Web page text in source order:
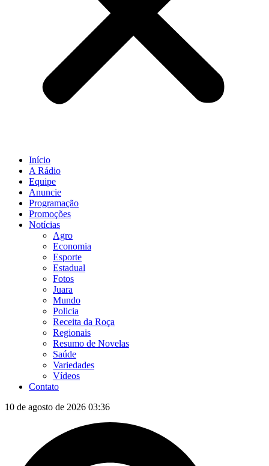
Início
A Rádio
Equipe
Anuncie
Programação
Promoções
Notícias
Agro
Economia
Esporte
Estadual
Fotos
Juara
Mundo
Policia
Receita da Roça
Regionais
Resumo de Novelas
Saúde
Variedades
Vídeos
Contato
10 de agosto de 2026 03:36